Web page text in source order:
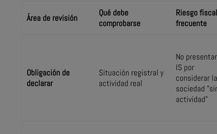
Área de revisión
Qué debe
comprobarse
Riesgo fiscal
frecuente
Obligación de
declarar
Situación registral y
actividad real
No
IS por
considerar la
sociedad
actividad"